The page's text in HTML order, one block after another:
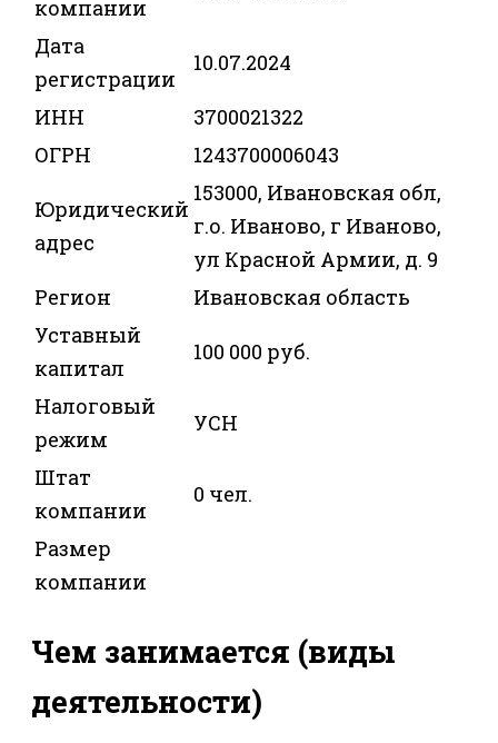
компании
Дата
регистрации
10.07.2024
ИНН
3700021322
ОГРН
1243700006043
Юридический
адрес
153000, Ивановская обл,
г.о. Иваново, г Иваново,
ул Красной Армии, д. 9
Регион
Ивановская область
Уставный
капитал
100 000 руб.
Налоговый
режим
УСН
Штат
компании
0 чел.
Размер
компании
Чем занимается (виды
деятельности)